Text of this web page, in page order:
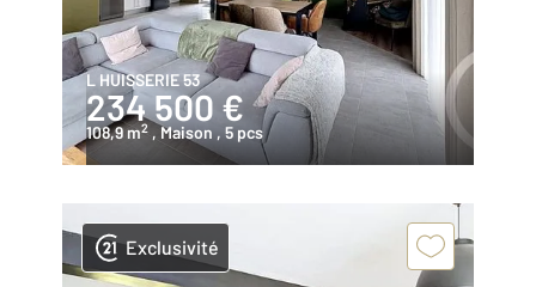
L HUISSERIE 53
234 500 €
108,9 m2 , Maison , 5 pcs
Exclusivité